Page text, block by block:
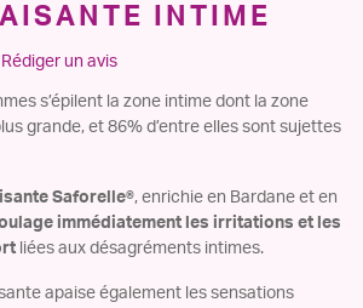
INTIME
Rédiger un avis
s’épilent la zone intime dont la zone
grande, et 86% d’entre elles sont sujettes
Saforelle®, enrichie en Bardane et en
immédiatement les irritations et les
liées aux désagréments intimes.
apaise également les sensations